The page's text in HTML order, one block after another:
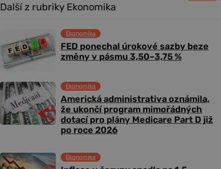
Další z rubriky Ekonomika
FED ponechal úrokové sazby beze
změny v pásmu 3,50–3,75 %
Ekonomika
Americká administrativa oznámila,
že ukončí program mimořádných
dotací pro plány Medicare Part D již
po roce 2026
Ekonomika
Ekonomika